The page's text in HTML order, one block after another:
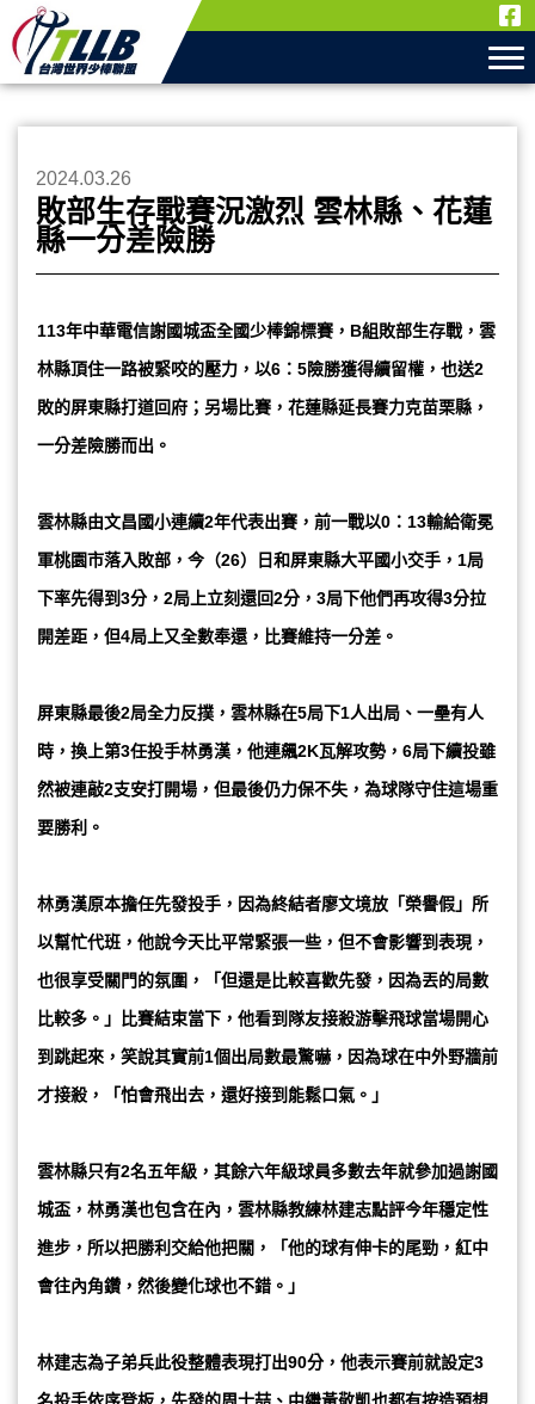
2024.03.26
敗部生存戰賽況激烈 雲林縣、花蓮
縣一分差險勝
113年中華電信謝國城盃全國少棒錦標賽，B組敗部生存戰，雲
林縣頂住一路被緊咬的壓力，以6：5險勝獲得續留權，也送2
敗的屏東縣打道回府；另場比賽，花蓮縣延長賽力克苗栗縣，
一分差險勝而出。
雲林縣由文昌國小連續2年代表出賽，前一戰以0：13輸給衛冕
軍桃園市落入敗部，今（26）日和屏東縣大平國小交手，1局
下率先得到3分，2局上立刻還回2分，3局下他們再攻得3分拉
開差距，但4局上又全數奉還，比賽維持一分差。
屏東縣最後2局全力反撲，雲林縣在5局下1人出局、一壘有人
時，換上第3任投手林勇漢，他連飆2K瓦解攻勢，6局下續投雖
然被連敲2支安打開場，但最後仍力保不失，為球隊守住這場重
要勝利。
林勇漢原本擔任先發投手，因為終結者廖文境放「榮譽假」所
以幫忙代班，他說今天比平常緊張一些，但不會影響到表現，
也很享受關門的氛圍，「但還是比較喜歡先發，因為丟的局數
比較多。」比賽結束當下，他看到隊友接殺游擊飛球當場開心
到跳起來，笑說其實前1個出局數最驚嚇，因為球在中外野牆前
才接殺，「怕會飛出去，還好接到能鬆口氣。」
雲林縣只有2名五年級，其餘六年級球員多數去年就參加過謝國
城盃，林勇漢也包含在內，雲林縣教練林建志點評今年穩定性
進步，所以把勝利交給他把關，「他的球有伸卡的尾勁，紅中
會往內角鑽，然後變化球也不錯。」
林建志為子弟兵此役整體表現打出90分，他表示賽前就設定3
名投手依序登板，先發的周士喆、中繼黃敬凱也都有按造預想